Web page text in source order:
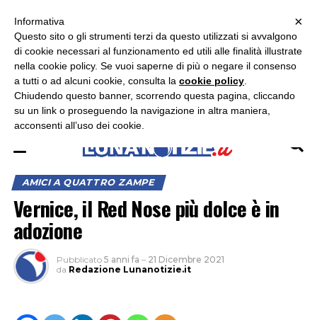
ASCOLTA RADIO LUNA
AMICI A QUATTRO ZAMPE
Vernice, il Red Nose più dolce è in
adozione
Pubblicato 5 anni fa – 21 Dicembre 2021
da Redazione Lunanotizie.it
×
×
Informativa
Questo sito o gli strumenti terzi da questo utilizzati si avvalgono
di cookie necessari al funzionamento ed utili alle finalità illustrate
nella cookie policy. Se vuoi saperne di più o negare il consenso
a tutti o ad alcuni cookie, consulta la cookie policy
Chiudendo questo banner, scorrendo questa pagina, cliccando
su un link o proseguendo la navigazione in altra maniera,
acconsenti all’uso dei cookie.